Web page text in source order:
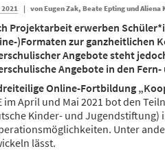
| vonEugen Zak, Beate Epting und Aliena
Projektarbeit erwerben
)Formaten zur ganzheitlichen
Angebote steht
Angebote in den
Online-Fortbildung
im April und Mai 2021 bot den
Kinder- und Jugendstiftung)
Unter
lässt.